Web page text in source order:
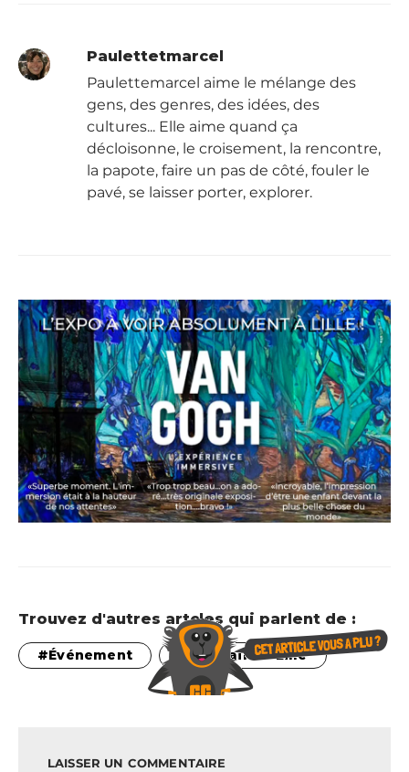
Paulettetmarcel
Paulettemarcel aime le mélange des
gens, des genres, des idées, des
cultures... Elle aime quand ça
décloisonne, le croisement, la rencontre,
la papote, faire un pas de côté, fouler le
pavé, se laisser porter, explorer.
Trouvez d'autres artcles qui parlent de :
Événement que faire à Lille
LAISSER UN COMMENTAIRE